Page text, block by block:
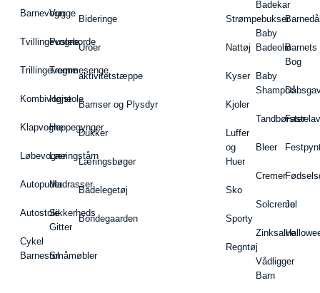
Barnevogn
Tvillingevogne
Trillingevogne
Kombivogne
Klapvogne
Løbevogne
Autopuder
Autostole
Cykel
Barnestol
Vugge
Pusleborde
Tremmesenge
Højstole
Hoppegynger
Læringstårn
Madrasser
Sikkerheds
Gitter
Småmøbler
Bideringe
Uroer
aktivitetstæppe
Bamser og Plysdyr
Dukker
Læringsbøger
Badelegetøj
Bondegaarden
Strømpebukser
Nattøj
Kyser
Kjoler
Luffer
og
Huer
Sko
Sporty
Regntøj
Badekar
Baby
Badeolie
Baby
Shampoo
Tandbørster
Bleer
Cremer
Solcreme
Zinksalve
Vådligger
Barn
Barnets
Bog
Jul